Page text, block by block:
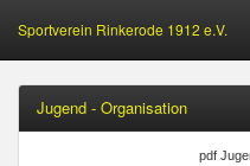
Sportverein Rinkerode 1912 e.V.
Jugend - Organisation
pdf